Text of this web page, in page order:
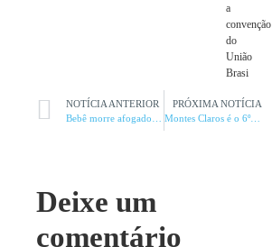
a
convenção
do
União
Brasi
NOTÍCIA ANTERIOR
PRÓXIMA NOTÍCIA
Montes Claros é o 6º colégio eleitoral de Minas
Deixe um
comentário